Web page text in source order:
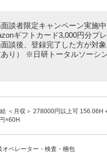
談者限定キャンペーン実施
ギフトカード3,000円分プ
談後、登録完了した方が対
あり） ※日研トータルソーシ
＜月収＞ 278000円以上可 156.06H
×60H
ペレーター・検査・梱包